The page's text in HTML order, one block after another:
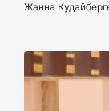
Жанна